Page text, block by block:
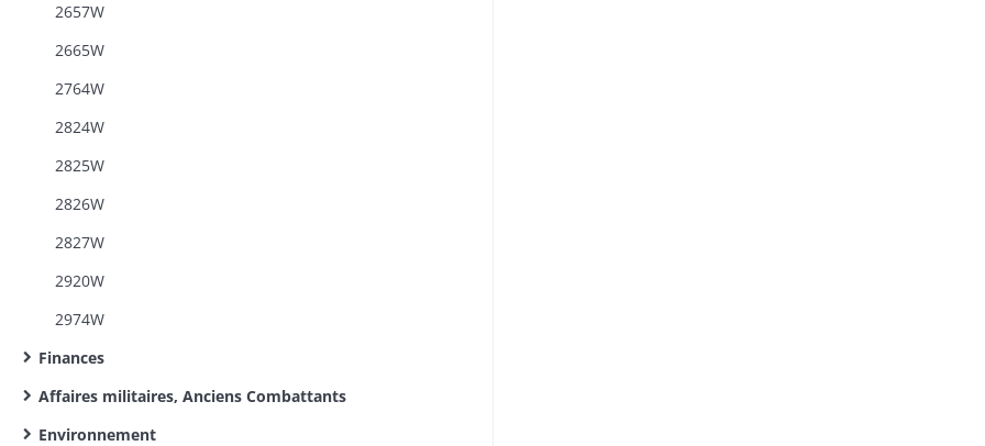
2657W
2665W
2764W
2824W
2825W
2826W
2827W
2920W
2974W
Finances
Affaires militaires, Anciens Combattants
Environnement